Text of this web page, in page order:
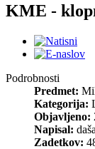
KME -
Podrobnosti
Predmet:
Kategorija:
Objavljeno:
Napisal: daša
Zadetkov: